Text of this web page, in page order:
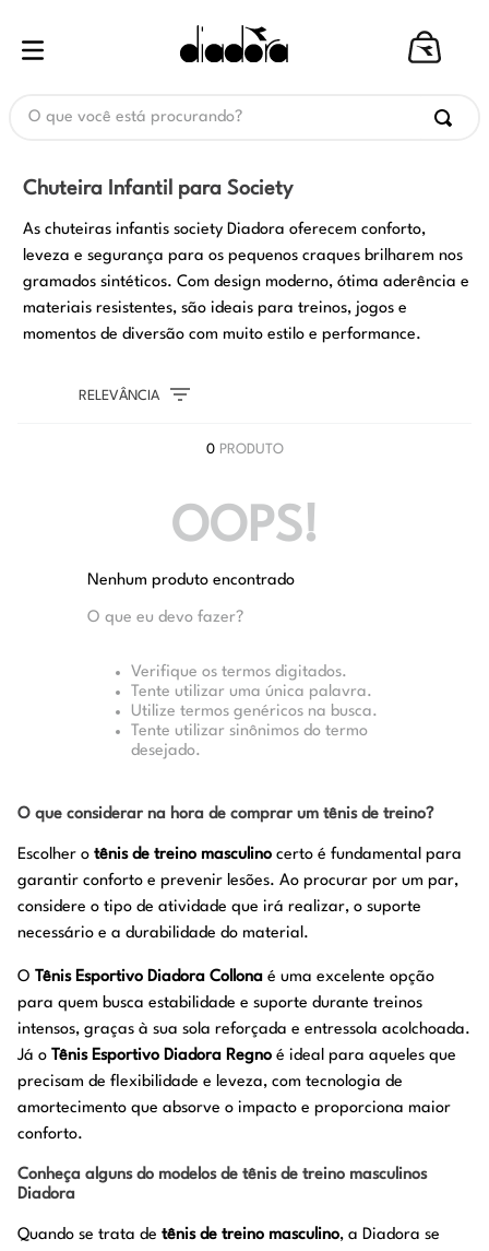
Chuteira Infantil para Society
As chuteiras infantis society Diadora oferecem conforto,
leveza e segurança para os pequenos craques brilharem nos
gramados sintéticos. Com design moderno, ótima aderência e
materiais resistentes, são ideais para treinos, jogos e
momentos de diversão com muito estilo e performance.
RELEVÂNCIA
0 PRODUTO
OOPS!
Nenhum produto encontrado
O que eu devo fazer?
Verifique os termos digitados.
Tente utilizar uma única palavra.
Utilize termos genéricos na busca.
Tente utilizar sinônimos do termo
desejado.
O que considerar na hora de comprar um tênis de treino?
Escolher o tênis de treino masculino certo é fundamental para
garantir conforto e prevenir lesões. Ao procurar por um par,
considere o tipo de atividade que irá realizar, o suporte
necessário e a durabilidade do material.
O Tênis Esportivo Diadora Collona é uma excelente opção
para quem busca estabilidade e suporte durante treinos
intensos, graças à sua sola reforçada e entressola acolchoada.
Já o
Tênis Esportivo Diadora Regno é ideal para aqueles que
precisam de flexibilidade e leveza, com tecnologia de
amortecimento que absorve o impacto e proporciona maior
conforto.
Conheça alguns do modelos de tênis de treino masculinos
Diadora
Quando se trata de tênis de treino masculino, a Diadora se